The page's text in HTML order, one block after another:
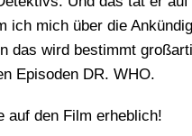
ich mich über die
das wird bestimmt
Epi­so­den DR. WHO.
auf den Film erheb­lich!